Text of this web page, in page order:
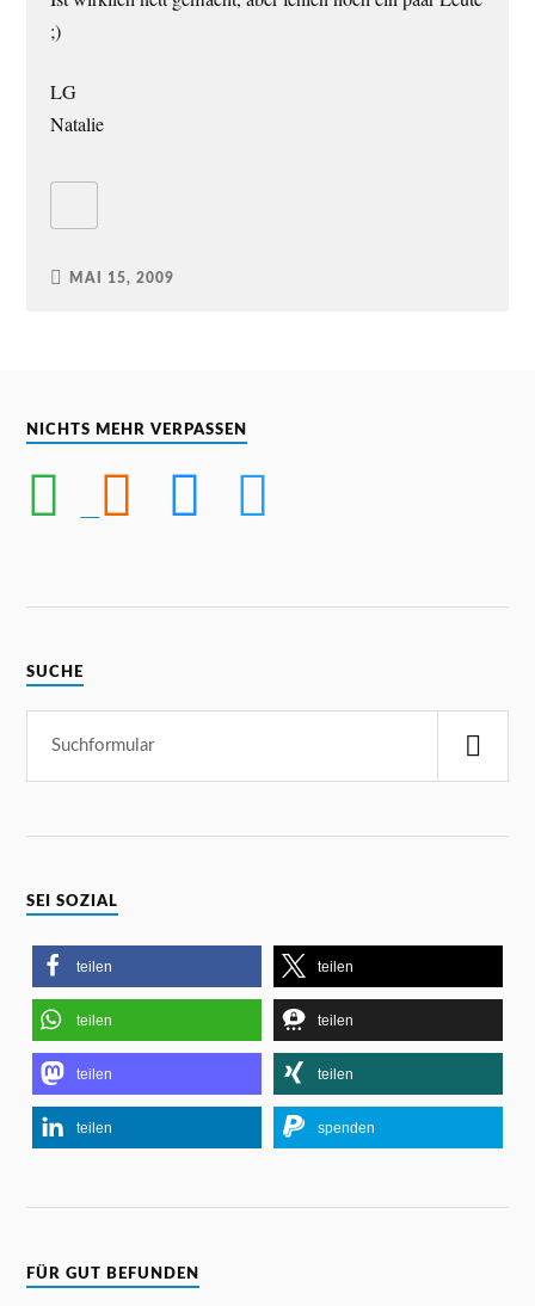
;)
LG
Natalie
MAI 15, 2009
NICHTS MEHR VERPASSEN
SUCHE
SEI SOZIAL
teilen teilen
teilen teilen
teilen teilen
teilen spenden
FÜR GUT BEFUNDEN